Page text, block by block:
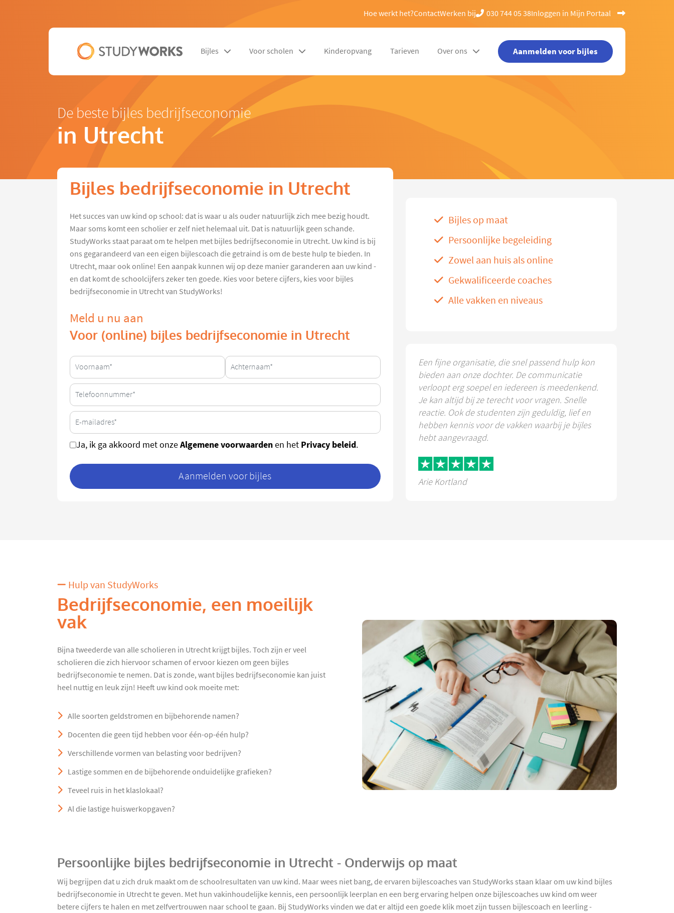
Hoe werkt het?ContactWerken bij 030 744 05 38Inloggen in Mijn Portaal
Bijles Voor scholen Kinderopvang Tarieven Over ons Aanmelden voor bijles
De beste bijles bedrijfseconomie
in Utrecht
Bijles bedrijfseconomie in Utrecht
Het succes van uw kind op school: dat is waar u als ouder natuurlijk zich mee bezig houdt.
Maar soms komt een scholier er zelf niet helemaal uit. Dat is natuurlijk geen schande.
StudyWorks staat paraat om te helpen met bijles bedrijfseconomie in Utrecht. Uw kind is bij
ons gegarandeerd van een eigen bijlescoach die getraind is om de beste hulp te bieden. In
Utrecht, maar ook online! Een aanpak kunnen wij op deze manier garanderen aan uw kind -
en dat komt de schoolcijfers zeker ten goede. Kies voor betere cijfers, kies voor bijles
bedrijfseconomie in Utrecht van StudyWorks!
Meld u nu aan
Voor (online) bijles bedrijfseconomie in Utrecht
Ja, ik ga akkoord met onzeAlgemene voorwaardenen het Privacy beleid.
Aanmelden voor bijles
Bijles op maat
Persoonlijke begeleiding
Zowel aan huis als online
Gekwalificeerde coaches
Alle vakken en niveaus
Een fijne organisatie, die snel passend hulp kon
bieden aan onze dochter. De communicatie
verloopt erg soepel en iedereen is meedenkend.
Je kan altijd bij ze terecht voor vragen. Snelle
reactie. Ook de studenten zijn geduldig, lief en
hebben kennis voor de vakken waarbij je bijles
hebt aangevraagd.
Arie Kortland
Hulp van StudyWorks
Bedrijfseconomie, een moeilijk
vak
Bijna tweederde van alle scholieren in Utrecht krijgt bijles. Toch zijn er veel
scholieren die zich hiervoor schamen of ervoor kiezen om geen bijles
bedrijfseconomie te nemen. Dat is zonde, want bijles bedrijfseconomie kan juist
heel nuttig en leuk zijn! Heeft uw kind ook moeite met:
Alle soorten geldstromen en bijbehorende namen?
Docenten die geen tijd hebben voor één-op-één hulp?
Verschillende vormen van belasting voor bedrijven?
Lastige sommen en de bijbehorende onduidelijke grafieken?
Teveel ruis in het klaslokaal?
Al die lastige huiswerkopgaven?
Persoonlijke bijles bedrijfseconomie in Utrecht - Onderwijs op maat
Wij begrijpen dat u zich druk maakt om de schoolresultaten van uw kind. Maar wees niet bang, de ervaren bijlescoaches van StudyWorks staan klaar om uw kind bijles
bedrijfseconomie in Utrecht te geven. Met hun vakinhoudelijke kennis, een persoonlijk leerplan en een berg ervaring helpen onze bijlescoaches uw kind om weer
betere cijfers te halen en met zelfvertrouwen naar school te gaan. Bij StudyWorks vinden we dat er altijd een goede klik moet zijn tussen bijlescoach en leerling -